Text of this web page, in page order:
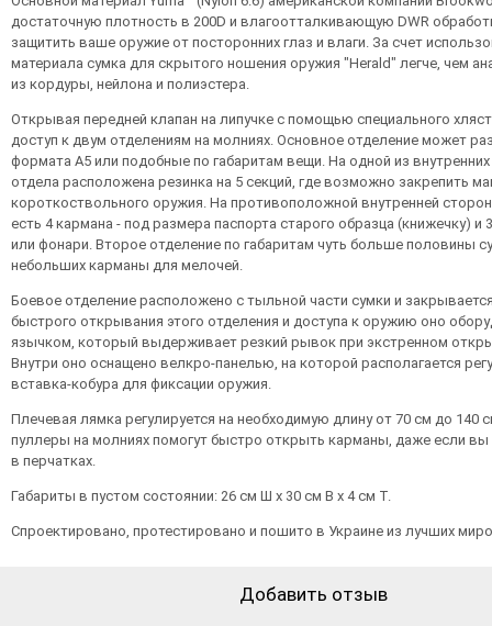
достаточную плотность в 200D и влагоотталкивающую DWR
защитить ваше оружие от посторонних глаз и влаги. За счет
материала сумка для скрытого ношения оружия "Herald" легче, чем
из кордуры, нейлона и полиэстера.
Открывая передней клапан на липучке с помощью специального
доступ к двум отделениям на молниях. Основное отделение может
формата А5 или подобные по габаритам вещи. На одной из внутренних
отдела расположена резинка на 5 секций, где возможно закрепить
короткоствольного оружия. На противоположной внутренней
есть 4 кармана - под размера паспорта старого образца (книжечку) и
или фонари. Второе отделение по габаритам чуть больше половины
небольших карманы для мелочей.
Боевое отделение расположено с тыльной части сумки и
быстрого открывания этого отделения и доступа к оружию оно
язычком, который выдерживает резкий рывок при экстренном
Внутри оно оснащено велкро-панелью, на которой располагается
вставка-кобура для фиксации оружия.
Плечевая лямка регулируется на необходимую длину от 70 см до 140
пуллеры на молниях помогут быстро открыть карманы, даже если вы
в перчатках.
Габариты в пустом состоянии: 26 см Ш х 30 см В х 4 см Т.
Спроектировано, протестировано и пошито в Украине из лучших
Добавить отзыв